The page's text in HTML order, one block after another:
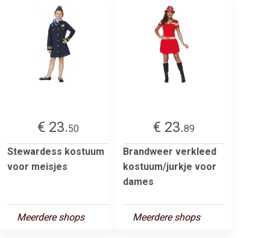
€ 23.50
Stewardess kostuum
voor meisjes
Meerdere shops
€ 23.89
Brandweer verkleed
kostuum/jurkje voor
dames
Meerdere shops